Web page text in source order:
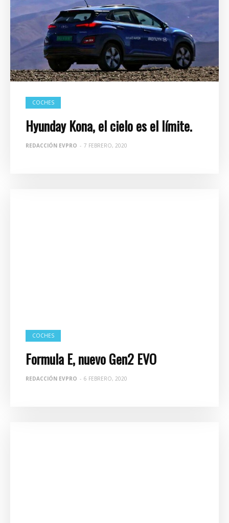
COCHES
Hyunday Kona, el cielo es el límite.
REDACCIÓN EVPRO - 7 FEBRERO, 2020
COCHES
Formula E, nuevo Gen2 EVO
REDACCIÓN EVPRO - 6 FEBRERO, 2020